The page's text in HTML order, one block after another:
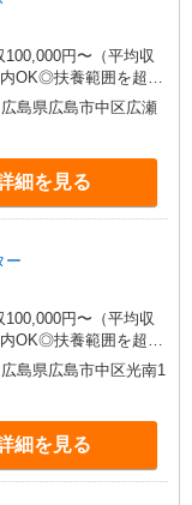
円〜（平均収
選べるお仕事です ≪
1］週5日間 9：00〜
週4日間 9：00〜15：
と収入補償で、初め
収10万円（3ヶ月間、
間：3か月
島県広島市中区広瀬
細を見る
ー
円〜（平均収
を選べるお仕事です ≪
1］週5日間 9：00〜
週4日間 9：00〜15：
と収入補償で、初め
収10万円（3ヶ月間、
間：3か月
島県広島市中区光南1
細を見る